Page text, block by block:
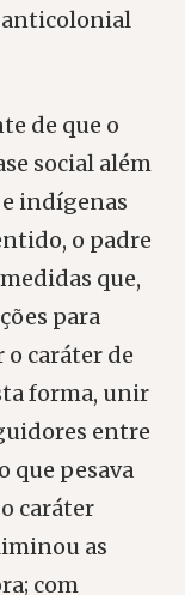
anticolonial
de que o
social além
e indígenas
o padre
que,
para
o caráter de
forma, unir
entre
que pesava
caráter
as
com